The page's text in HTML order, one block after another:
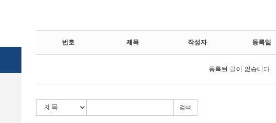
번호 제목 작성자 등록일
등록된 글이 없습니다.
검색